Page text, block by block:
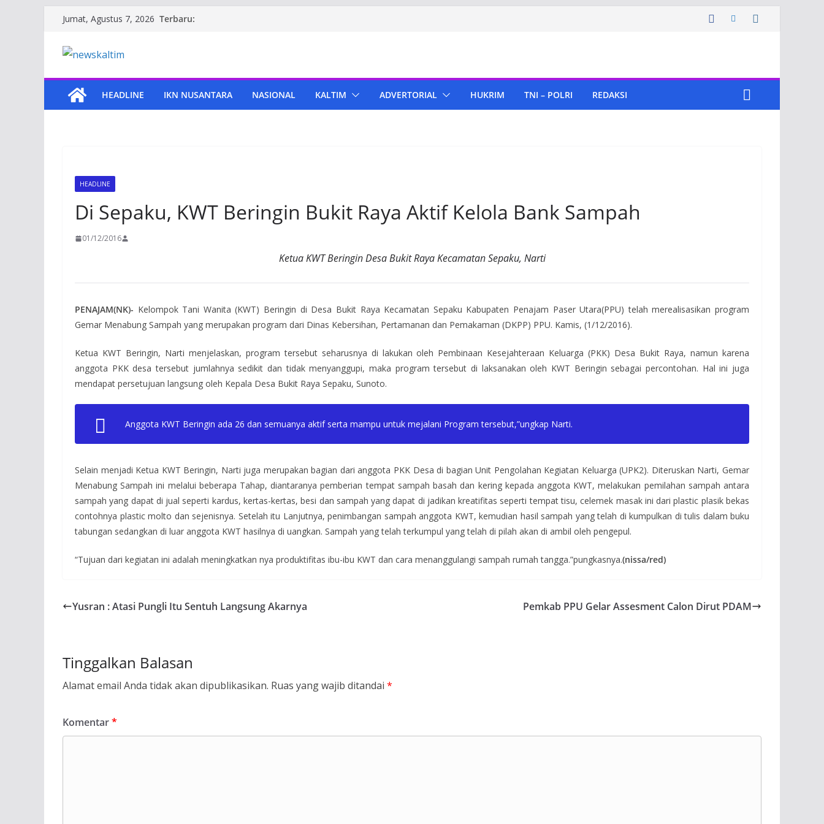
content
Jumat, Agustus 7, 2026 Terbaru:
HEADLINE IKN NUSANTARA NASIONAL KALTIM ADVERTORIAL HUKRIM TNI – POLRI REDAKSI
HEADLINE
Di Sepaku, KWT Beringin Bukit Raya Aktif Kelola Bank Sampah
01/12/2016
Ketua KWT Beringin Desa Bukit Raya Kecamatan Sepaku, Narti
PENAJAM(NK)- Kelompok Tani Wanita (KWT) Beringin di Desa Bukit Raya Kecamatan Sepaku Kabupaten Penajam Paser Utara(PPU) telah merealisasikan program
Gemar Menabung Sampah yang merupakan program dari Dinas Kebersihan, Pertamanan dan Pemakaman (DKPP) PPU. Kamis, (1/12/2016).
Ketua KWT Beringin, Narti menjelaskan, program tersebut seharusnya di lakukan oleh Pembinaan Kesejahteraan Keluarga (PKK) Desa Bukit Raya, namun karena
anggota PKK desa tersebut jumlahnya sedikit dan tidak menyanggupi, maka program tersebut di laksanakan oleh KWT Beringin sebagai percontohan. Hal ini juga
mendapat persetujuan langsung oleh Kepala Desa Bukit Raya Sepaku, Sunoto.
Anggota KWT Beringin ada 26 dan semuanya aktif serta mampu untuk mejalani Program tersebut,”ungkap Narti.
Selain menjadi Ketua KWT Beringin, Narti juga merupakan bagian dari anggota PKK Desa di bagian Unit Pengolahan Kegiatan Keluarga (UPK2). Diteruskan Narti, Gemar
Menabung Sampah ini melalui beberapa Tahap, diantaranya pemberian tempat sampah basah dan kering kepada anggota KWT, melakukan pemilahan sampah antara
sampah yang dapat di jual seperti kardus, kertas-kertas, besi dan sampah yang dapat di jadikan kreatifitas seperti tempat tisu, celemek masak ini dari plastic plasik bekas
contohnya plastic molto dan sejenisnya. Setelah itu Lanjutnya, penimbangan sampah anggota KWT, kemudian hasil sampah yang telah di kumpulkan di tulis dalam buku
tabungan sedangkan di luar anggota KWT hasilnya di uangkan. Sampah yang telah terkumpul yang telah di pilah akan di ambil oleh pengepul.
“Tujuan dari kegiatan ini adalah meningkatkan nya produktifitas ibu-ibu KWT dan cara menanggulangi sampah rumah tangga.”pungkasnya.(nissa/red)
Yusran : Atasi Pungli Itu Sentuh Langsung Akarnya Pemkab PPU Gelar Assesment Calon Dirut PDAM
Tinggalkan Balasan
Alamat email Anda tidak akan dipublikasikan. Ruas yang wajib ditandai *
Komentar*